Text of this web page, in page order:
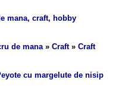
mana, craft, hobby
de mana»Craft»Craft
cu margelute de nisip